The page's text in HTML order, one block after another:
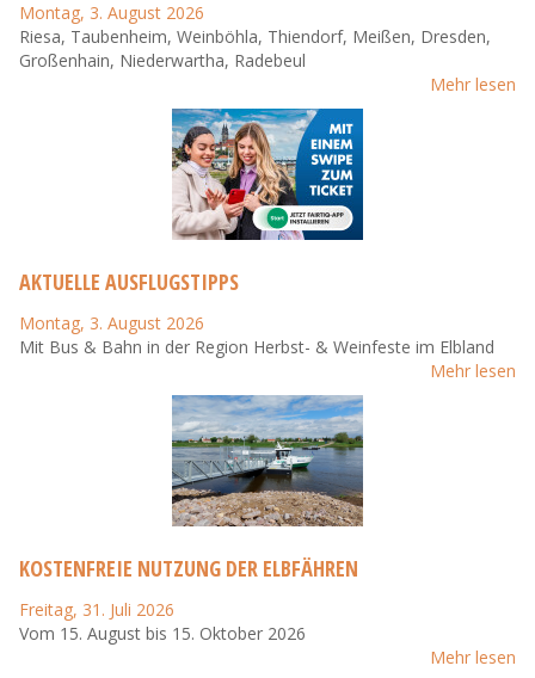
Montag, 3. August 2026
Riesa, Taubenheim, Weinböhla, Thiendorf, Meißen, Dresden,
Großenhain, Niederwartha, Radebeul
Mehr lesen
AKTUELLE AUSFLUGSTIPPS
Montag, 3. August 2026
Mit Bus & Bahn in der Region Herbst- & Weinfeste im Elbland
Mehr lesen
KOSTENFREIE NUTZUNG DER ELBFÄHREN
Freitag, 31. Juli 2026
Vom 15. August bis 15. Oktober 2026
Mehr lesen